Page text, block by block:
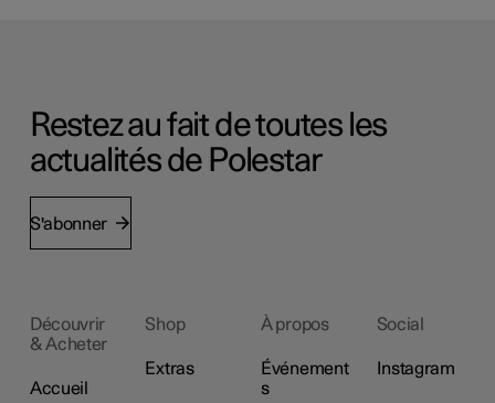
Restez au fait de toutes les
actualités de Polestar
S'abonner
Découvrir
& Acheter
Accueil
Shop
Extras
À propos
Événement
s
Social
Instagram